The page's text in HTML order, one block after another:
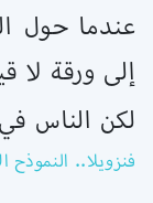
عندما حول
إلى ورقة لا
لكن الناس
فنزويلا..